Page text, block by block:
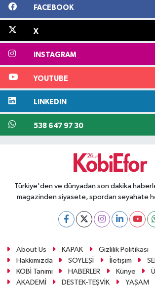
FACEBOOK
X
INSTAGRAM
YOUTUBE
LINKEDIN
538 647 97 30
Türkiye'den ve dünyadan son dakika
magazinden siyasete, spordan seyahate
About Us KAPAK Gizlilik Politikası
Hakkımızda
SÖYLEŞİ İletişim
KOBİ Tanımı
HABERLER Künye
AKADEMİ
DESTEK-TEŞVİK YAŞAM